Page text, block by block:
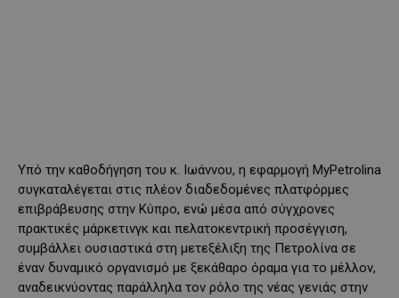
Υπό την καθοδήγηση του κ. Ιωάννου, η εφαρμογή MyPetrolina
συγκαταλέγεται στις πλέον διαδεδομένες πλατφόρμες
επιβράβευσης στην Κύπρο, ενώ μέσα από σύγχρονες
πρακτικές μάρκετινγκ και πελατοκεντρική προσέγγιση,
συμβάλλει ουσιαστικά στη μετεξέλιξη της Πετρολίνα σε
έναν δυναμικό οργανισμό με ξεκάθαρο όραμα για το μέλλον,
αναδεικνύοντας παράλληλα τον ρόλο της νέας γενιάς στην